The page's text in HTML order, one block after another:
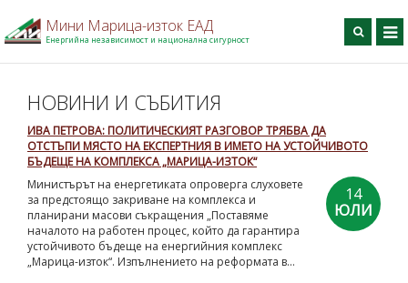
Мини Марица-изток ЕАД
Енергийна независимост и национална сигурност
НОВИНИ И СЪБИТИЯ
ИВА ПЕТРОВА: ПОЛИТИЧЕСКИЯТ РАЗГОВОР ТРЯБВА ДА
ОТСТЪПИ МЯСТО НА ЕКСПЕРТНИЯ В ИМЕТО НА УСТОЙЧИВОТО
БЪДЕЩЕ НА КОМПЛЕКСА „МАРИЦА-ИЗТОК“
14
ЮЛИ
Министърът на енергетиката опроверга слуховете
за предстоящо закриване на комплекса и
планирани масови съкращения „Поставяме
началото на работен процес, който да гарантира
устойчивото бъдеще на енергийния комплекс
„Марица-изток“. Изпълнението на реформата в...
Начало
За дружеството
Производство
Профил на купувача
Професионално обучение
Информационен център